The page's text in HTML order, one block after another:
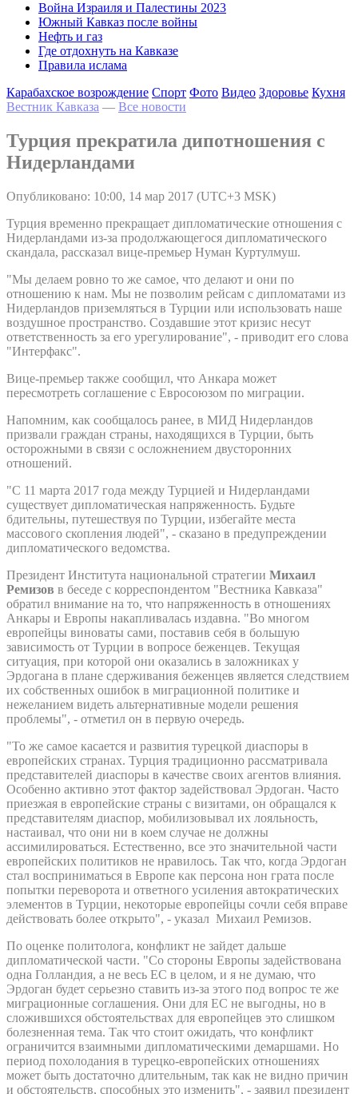
Война Израиля и Палестины 2023
Южный Кавказ после войны
Нефть и газ
Где отдохнуть на Кавказе
Правила ислама
Карабахское возрождение Спорт Фото Видео Здоровье Кухня
Вестник Кавказа — Все новости
Турция прекратила дипотношения с
Нидерландами
Опубликовано: 10:00, 14 мар 2017 (UTC+3 MSK)
Турция временно прекращает дипломатические отношения с
Нидерландами из-за продолжающегося дипломатического
скандала, рассказал вице-премьер Нуман Куртулмуш.
"Мы делаем ровно то же самое, что делают и они по
отношению к нам. Мы не позволим рейсам с дипломатами из
Нидерландов приземляться в Турции или использовать наше
воздушное пространство. Создавшие этот кризис несут
ответственность за его урегулирование", - приводит его слова
"Интерфакс".
Вице-премьер также сообщил, что Анкара может
пересмотреть соглашение с Евросоюзом по миграции.
Напомним, как сообщалось ранее, в МИД Нидерландов
призвали граждан страны, находящихся в Турции, быть
осторожными в связи с осложнением двусторонних
отношений.
"С 11 марта 2017 года между Турцией и Нидерландами
существует дипломатическая напряженность. Будьте
бдительны, путешествуя по Турции, избегайте места
массового скопления людей", - сказано в предупреждении
дипломатического ведомства.
Президент Института национальной стратегии Михаил
Ремизов в беседе с корреспондентом "Вестника Кавказа"
обратил внимание на то, что напряженность в отношениях
Анкары и Европы накапливалась издавна. "Во многом
европейцы виноваты сами, поставив себя в большую
зависимость от Турции в вопросе беженцев. Текущая
ситуация, при которой они оказались в заложниках у
Эрдогана в плане сдерживания беженцев является следствием
их собственных ошибок в миграционной политике и
нежеланием видеть альтернативные модели решения
проблемы", - отметил он в первую очередь.
"То же самое касается и развития турецкой диаспоры в
европейских странах. Турция традиционно рассматривала
представителей диаспоры в качестве своих агентов влияния.
Особенно активно этот фактор задействовал Эрдоган. Часто
приезжая в европейские страны с визитами, он обращался к
представителям диаспор, мобилизовывал их лояльность,
настаивал, что они ни в коем случае не должны
ассимилироваться. Естественно, все это значительной части
европейских политиков не нравилось. Так что, когда Эрдоган
стал восприниматься в Европе как персона нон грата после
попытки переворота и ответного усиления автократических
элементов в Турции, некоторые европейцы сочли себя вправе
действовать более открыто", - указал Михаил Ремизов.
По оценке политолога, конфликт не зайдет дальше
дипломатической части. "Со стороны Европы задействована
одна Голландия, а не весь ЕС в целом, и я не думаю, что
Эрдоган будет серьезно ставить из-за этого под вопрос те же
миграционные соглашения. Они для ЕС не выгодны, но в
сложившихся обстоятельствах для европейцев это слишком
болезненная тема. Так что стоит ожидать, что конфликт
ограничится взаимными дипломатическими демаршами. Но
период похолодания в турецко-европейских отношениях
может быть достаточно длительным, так как не видно причин
и обстоятельств, способных это изменить", - заявил президент